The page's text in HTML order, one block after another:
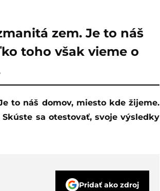
zem. Je to náš
toho však vieme o
sa otestovať, svoje výsledky
Pridať ako zdroj